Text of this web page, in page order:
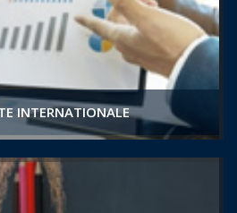
INTERNATIONALE